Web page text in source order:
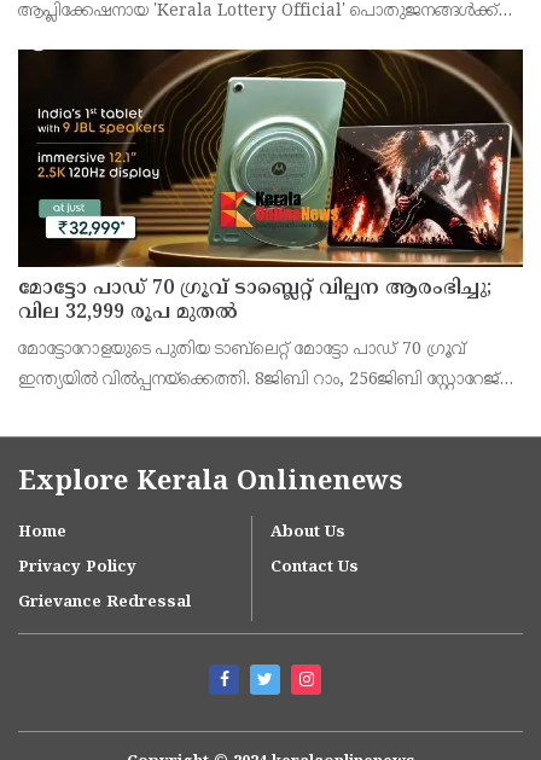
ആപ്ലിക്കേഷനായ 'Kerala Lottery Official' പൊതുജനങ്ങൾക്ക്
അഞ്ജു കെ എസ് അറിയിച്ചു.
മോട്ടോ പാഡ് 70 ഗ്രൂവ് ടാബ്ലെറ്റ് വില്പന ആരംഭിച്ചു;
വില 32,999 രൂപ മുതൽ
മോട്ടോറോളയുടെ പുതിയ ടാബ്‌ലെറ്റ് മോട്ടോ പാഡ് 70 ഗ്രൂവ്
ഇന്ത്യയിൽ വിൽപ്പനയ്‌ക്കെത്തി. 8ജിബി റാം, 256ജിബി സ്റ്റോറേജ്
ഉൾപ്പെടെ 32,999 രൂപയാണ് ഫലപ്രദമായ
Explore Kerala Onlinenews
Home
About Us
Privacy Policy
Contact Us
Grievance Redressal